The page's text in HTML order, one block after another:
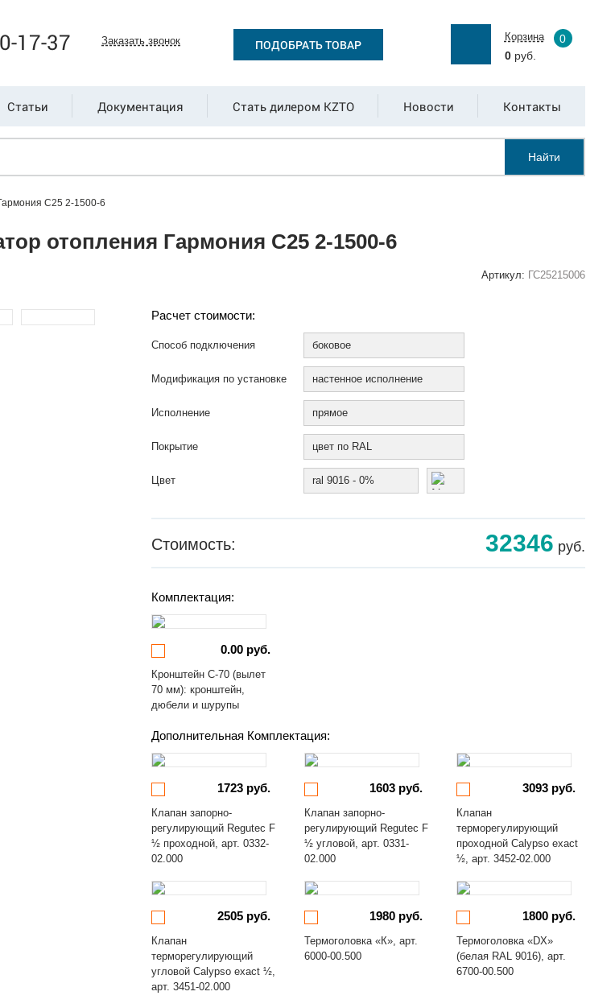
17-37 Заказать звонок ПОДОБРАТЬ ТОВАР
Корзина
0
0руб.
Статьи Документация Стать дилером KZTO Новости Контакты
Найти
С25 2-1500-6
отопления Гармония С25 2-1500-6
Артикул: ГС25215006
Расчет стоимости:
Способ подключения боковое
Модификация по установке настенное исполнение
Исполнение прямое
Покрытие цвет по RAL
Цвет ral 9016 - 0%
Стоимость: 32346 руб.
Комплектация:
0.00 руб.
Кронштейн С-70 (вылет
70 мм): кронштейн,
дюбели и шурупы
Дополнительная Комплектация:
1723 руб.
Клапан запорно-
регулирующий Regutec F
½ проходной, арт. 0332-
02.000
1603 руб.
Клапан запорно-
регулирующий Regutec F
½ угловой, арт. 0331-
02.000
3093 руб.
Клапан
терморегулирующий
проходной Calypso exact
½, арт. 3452-02.000
2505 руб.
Клапан
терморегулирующий
угловой Calypso exact ½,
арт. 3451-02.000
1980 руб.
Термоголовка «К», арт.
6000-00.500
1800 руб.
Термоголовка «DX»
(белая RAL 9016), арт.
6700-00.500